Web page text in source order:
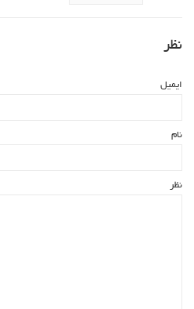
نظر
ایمیل
نام
نظر